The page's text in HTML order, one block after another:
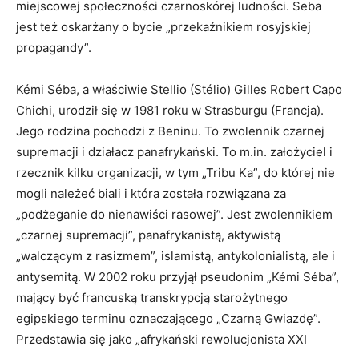
miejscowej społeczności czarnoskórej ludności. Seba
jest też oskarżany o bycie „przekaźnikiem rosyjskiej
propagandy”.
Kémi Séba, a właściwie Stellio (Stélio) Gilles Robert Capo
Chichi, urodził się w 1981 roku w Strasburgu (Francja).
Jego rodzina pochodzi z Beninu. To zwolennik czarnej
supremacji i działacz panafrykański. To m.in. założyciel i
rzecznik kilku organizacji, w tym „Tribu Ka”, do której nie
mogli należeć biali i która została rozwiązana za
„podżeganie do nienawiści rasowej”. Jest zwolennikiem
„czarnej supremacji”, panafrykanistą, aktywistą
„walczącym z rasizmem”, islamistą, antykolonialistą, ale i
antysemitą. W 2002 roku przyjął pseudonim „Kémi Séba”,
mający być francuską transkrypcją starożytnego
egipskiego terminu oznaczającego „Czarną Gwiazdę”.
Przedstawia się jako „afrykański rewolucjonista XXI